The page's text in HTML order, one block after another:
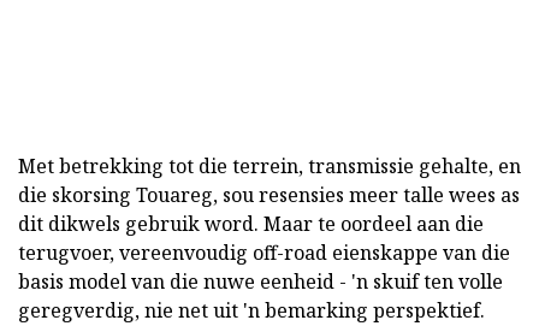
Met betrekking tot die terrein, transmissie gehalte, en
die skorsing Touareg, sou resensies meer talle wees as
dit dikwels gebruik word. Maar te oordeel aan die
terugvoer, vereenvoudig off-road eienskappe van die
basis model van die nuwe eenheid - 'n skuif ten volle
geregverdig, nie net uit 'n bemarking perspektief.